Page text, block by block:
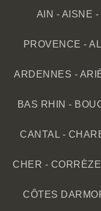
AIN - AISNE -
PROVENCE -
ARDENNES -
BAS RHIN -
CANTAL -
CHER - CORRÈZE
CÔTES